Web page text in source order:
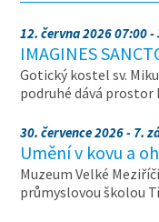
12. června 2026 07:00
IMAGINES
Gotický kostel sv.
podruhé dává
30. července 2026 - 7.
Umění v kovu a
Muzeum Velké
průmyslovou školou